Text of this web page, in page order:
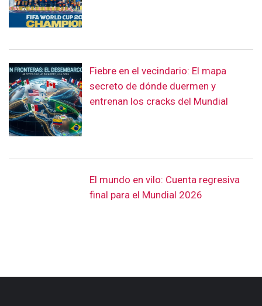
Fiebre en el vecindario: El mapa
secreto de dónde duermen y
entrenan los cracks del Mundial
El mundo en vilo: Cuenta regresiva
final para el Mundial 2026